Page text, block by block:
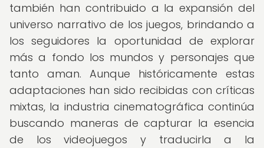
también han contribuido a la expansión del
universo narrativo de los juegos, brindando a
los seguidores la oportunidad de explorar
más a fondo los mundos y personajes que
tanto aman. Aunque históricamente estas
adaptaciones han sido recibidas con críticas
mixtas, la industria cinematográfica continúa
buscando maneras de capturar la esencia
de los videojuegos y traducirla a la